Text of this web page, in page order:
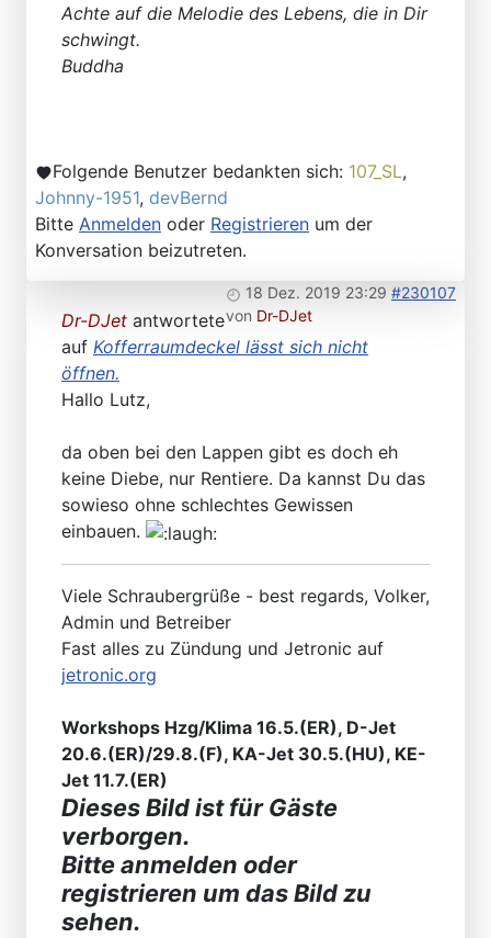
Achte auf die Melodie des Lebens, die in Dir
schwingt.
Buddha
Folgende Benutzer bedankten sich: 107_SL,
Johnny-1951, devBernd
Bitte Anmelden oder Registrieren um der
Konversation beizutreten.
18 Dez. 2019 23:29 #230107
von Dr-DJet
Dr-DJet antwortete
auf Kofferraumdeckel lässt sich nicht
öffnen.
Hallo Lutz,
da oben bei den Lappen gibt es doch eh
keine Diebe, nur Rentiere. Da kannst Du das
sowieso ohne schlechtes Gewissen
einbauen.
Viele Schraubergrüße - best regards, Volker,
Admin und Betreiber
Fast alles zu Zündung und Jetronic auf
jetronic.org
Workshops Hzg/Klima 16.5.(ER), D-Jet
20.6.(ER)/29.8.(F), KA-Jet 30.5.(HU), KE-
Jet 11.7.(ER)
Dieses Bild ist für Gäste
verborgen.
Bitte anmelden oder
registrieren um das Bild zu
sehen.